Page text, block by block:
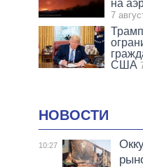
на
7
США
НОВОСТИ
10:27